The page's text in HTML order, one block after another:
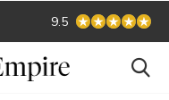
Sichere Online-
9.5